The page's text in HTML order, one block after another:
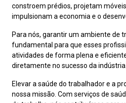
constroem prédios, projetam
impulsionam a economia e o
Para nós, garantir um ambiente de
fundamental para que esses
atividades de forma plena e
diretamente no sucesso da indústria.
Elevar a saúde do trabalhador e a
nossa missão. Com serviços de